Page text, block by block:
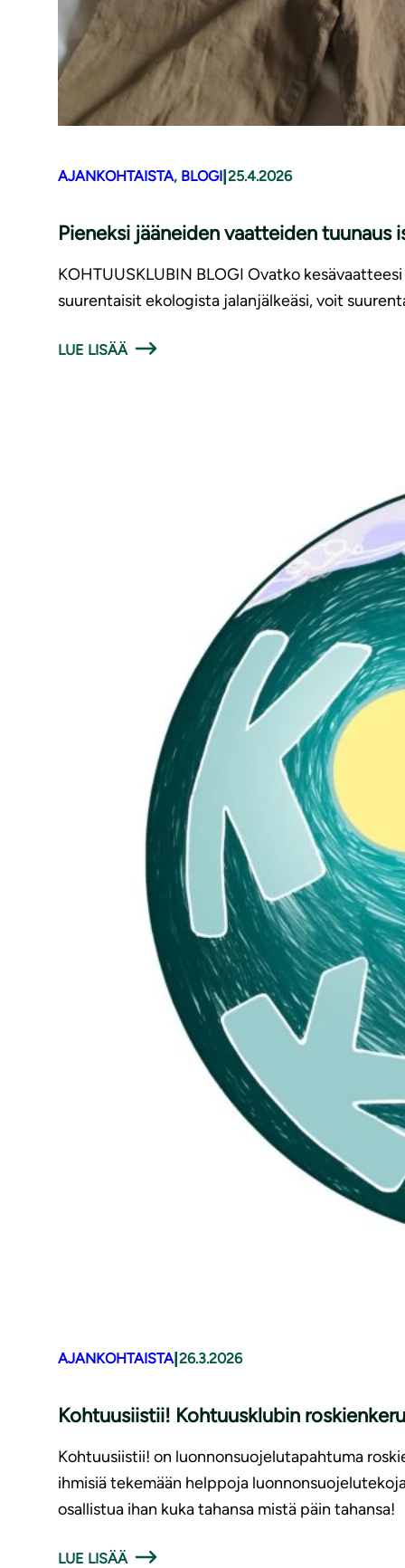
AJANKOHTAISTA, BLOGI 25.4.2026
Pieneksi jääneiden vaatteiden tuunaus
KOHTUUSKLUBIN BLOGI Ovatko
suurentaisit ekologista jalanjälkeäsi, voit
LUE LISÄÄ
AJANKOHTAISTA| 26.3.2026
Kohtuusiistii! Kohtuusklubin
Kohtuusiistii! on luonnonsuojelutapahtuma
ihmisiä tekemään helppoja
osallistua ihan kuka tahansa mistä päin tahansa!
LUE LISÄÄ